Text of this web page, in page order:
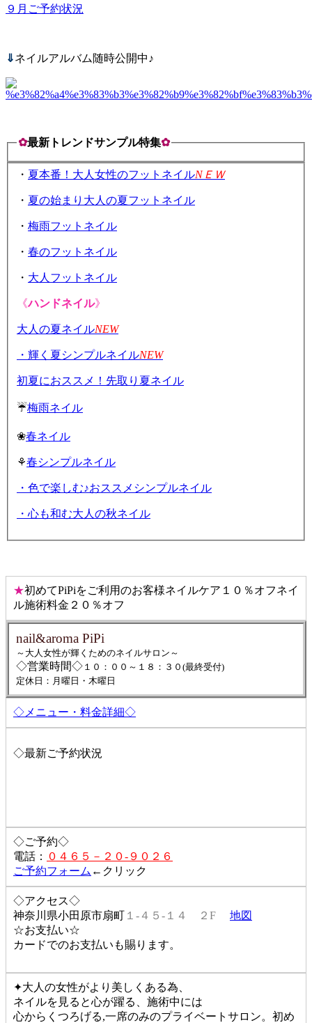
９月ご予約状況
⇓ネイルアルバム随時公開中♪
✿最新トレンドサンプル特集✿
・ 夏本番！大人女性のフットネイルNＥＷ
・ 夏の始まり大人の夏フットネイル
・ 梅雨フットネイル
・ 春のフットネイル
・ 大人フットネイル
《ハンドネイル》
大人の夏ネイルNEW
・輝く夏シンプルネイルNEW
初夏におススメ！先取り夏ネイル
☔梅雨ネイル
❀春ネイル
⚘春シンプルネイル
・色で楽しむ♪おススメシンプルネイル
・心も和む大人の秋ネイル
★初めてPiPiをご利用のお客様ネイルケア１０％オフネイ
ル施術料金２０％オフ
nail&aroma PiPi
～大人女性が輝くためのネイルサロン～
◇営業時間◇ １０：００～１８：３０(最終受付)
定休日：月曜日・木曜日
◇メニュー・料金詳細◇
◇最新ご予約状況
◇ご予約◇
電話： ０４６５－２０-９０２６
ご予約フォーム ←クリック
◇アクセス◇
神奈川県小田原市扇町 １-４５-１４ ２F
地図
☆お支払い☆
カードでのお支払いも賜ります。
✦大人の女性がより美しくある為、
ネイルを見ると心が躍る、施術中には
心からくつろげる,一席のみのプライベートサロン。初め